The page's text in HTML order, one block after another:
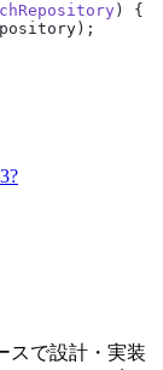
) {
スで設計・実装